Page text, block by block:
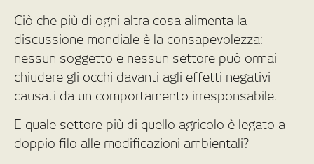
Ciò che più di ogni altra cosa alimenta la
discussione mondiale è la consapevolezza:
nessun soggetto e nessun settore può ormai
chiudere gli occhi davanti agli effetti negativi
causati da un comportamento irresponsabile.
E quale settore più di quello agricolo è legato a
doppio filo alle modificazioni ambientali?